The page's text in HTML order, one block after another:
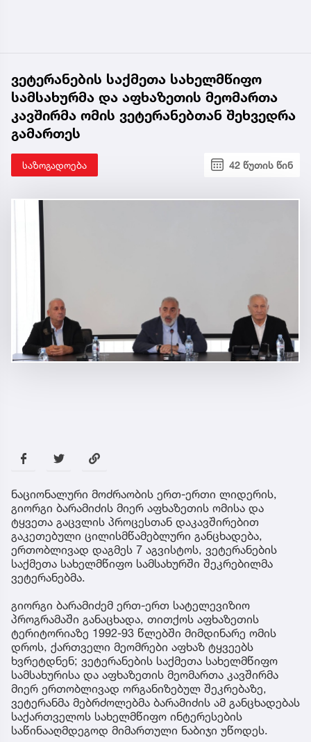
ვეტერანების საქმეთა სახელმწიფო
სამსახურმა და აფხაზეთის მეომართა
კავშირმა ომის ვეტერანებთან შეხვედრა
გამართეს
საზოგადოება 42 წუთის წინ
ნაციონალური მოძრაობის ერთ-ერთი ლიდერის,
გიორგი ბარამიძის მიერ აფხაზეთის ომისა და
ტყვეთა გაცვლის პროცესთან დაკავშირებით
გაკეთებული ცილისმწამებლური განცხადება,
ერთობლივად დაგმეს 7 აგვისტოს, ვეტერანების
საქმეთა სახელმწიფო სამსახურში შეკრებილმა
ვეტერანებმა.
გიორგი ბარამიძემ ერთ-ერთ სატელევიზიო
პროგრამაში განაცხადა, თითქოს აფხაზეთის
ტერიტორიაზე 1992-93 წლებში მიმდინარე ომის
დროს, ქართველი მეომრები აფხაზ ტყვეებს
ხვრეტდნენ; ვეტერანების საქმეთა სახელმწიფო
სამსახურისა და აფხაზეთის მეომართა კავშირმა
მიერ ერთობლივად ორგანიზებულ შეკრებაზე,
ვეტერანმა მებრძოლებმა ბარამიძის ამ განცხადებას
საქართველოს სახელმწიფო ინტერესების
საწინააღმდეგოდ მიმართული ნაბიჯი უწოდეს.